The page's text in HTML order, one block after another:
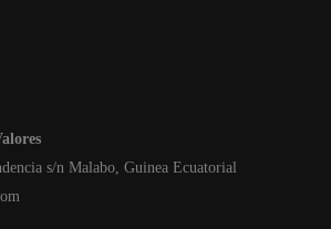
s/n Malabo, Guinea Ecuatorial